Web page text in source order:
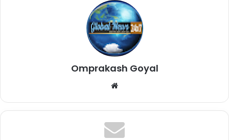
Omprakash Goyal
Website